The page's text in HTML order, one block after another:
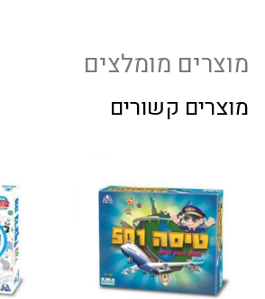
מוצרים מומלצים
מוצרים קשורים